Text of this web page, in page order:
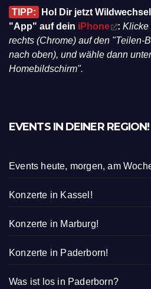
TIPP:
Hol Dir jetzt
"App" auf dein iPhone : Klicke
rechts (Chrome) auf den "Teilen-
nach oben), und wähle dann
Homebildschirm".
EVENTS IN DEINER REGION!
Events heute, morgen, am
Konzerte in Kassel!
Konzerte in Marburg!
Konzerte in Paderborn!
Was ist los in Paderborn?